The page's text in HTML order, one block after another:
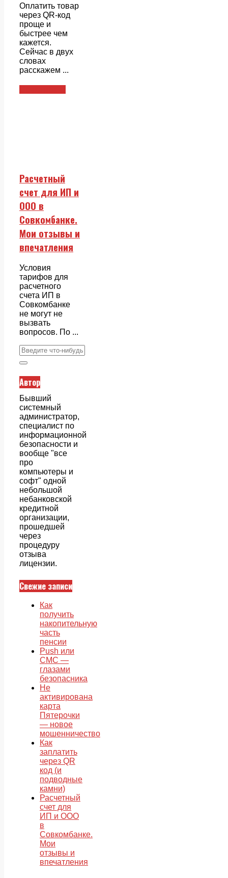
Оплатить товар
через QR-код
проще и
быстрее чем
кажется.
Сейчас в двух
словах
расскажем ...
Расчетный
счет для ИП и
ООО в
Совкомбанке.
Мои отзывы и
впечатления
Условия
тарифов для
расчетного
счета ИП в
Совкомбанке
не могут не
вызвать
вопросов. По ...
Автор
Бывший
системный
администратор,
специалист по
информационной
безопасности и
вообще "все
про
компьютеры и
софт" одной
небольшой
небанковской
кредитной
организации,
прошедшей
через
процедуру
отзыва
лицензии.
Свежие записи
Как
получить
накопительную
часть
пенсии
Push или
СМС —
глазами
безопасника
Не
активирована
карта
Пятерочки
— новое
мошенничество
Как
заплатить
через QR
код (и
подводные
камни)
Расчетный
счет для
ИП и ООО
в
Совкомбанке.
Мои
отзывы и
впечатления